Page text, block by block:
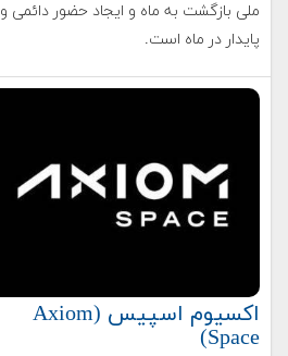
ملی بازگشت به ماه و ایجاد حضور دائمی و
پایدار در ماه است.
اکسیوم اسپیس (Axiom
Space)